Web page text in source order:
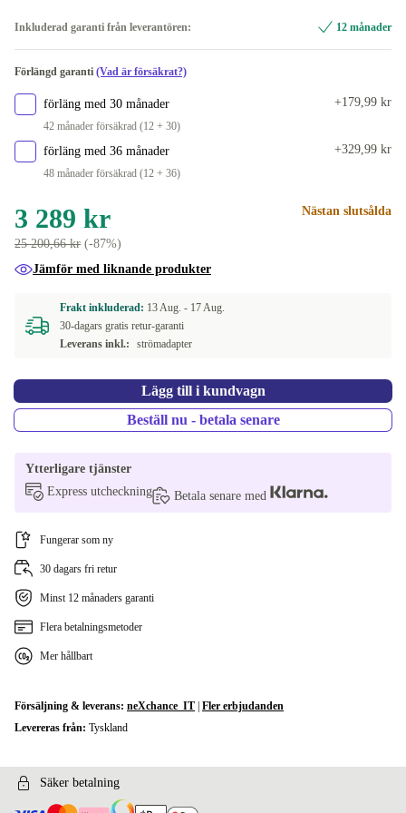
Tillgänglig i andra konfigurationer
inkl. Travel Tangentbord
inkl. Travel Tangentbord, Fingeravtrycksläsare
Inkluderad garanti från leverantören: 12 månader
Förlängd garanti (Vad är försäkrat?)
förläng med 30 månader
42 månader försäkrad (12 + 30)
+179,99 kr
förläng med 36 månader
48 månader försäkrad (12 + 36)
+329,99 kr
3 289 kr
25 200,66 kr (-87%)
Nästan slutsålda
Jämför med liknande produkter
Frakt inkluderad: 13 Aug. - 17 Aug.
30-dagars gratis retur-garanti
Leverans inkl.:
strömadapter
Lägg till i kundvagn
Beställ nu - betala senare
Ytterligare tjänster
Express utcheckning
Betala senare med
Fungerar som ny
30 dagars fri retur
Minst 12 månaders garanti
Flera betalningsmetoder
Mer hållbart
Försäljning & leverans: neXchance_IT Fler erbjudanden
Levereras från: Tyskland
Säker betalning